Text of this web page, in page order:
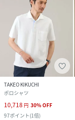
TAKEO KIKUCHI
ポロシャツ
10,718 円 30%OFF
97ポイント(1倍)